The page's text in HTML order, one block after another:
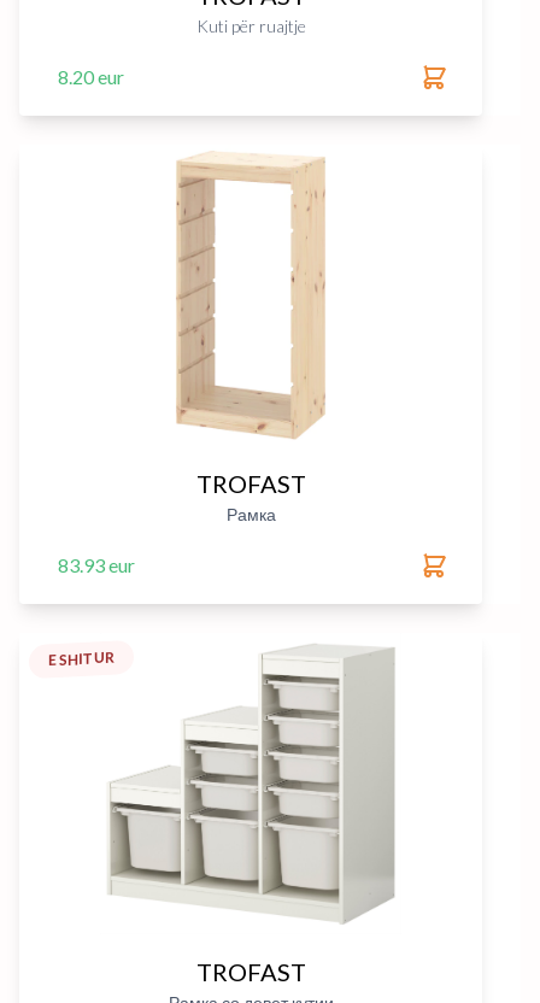
Kuti për ruajtje
8.20 eur
TROFAST
Рамка
83.93 eur
E SHITUR
TROFAST